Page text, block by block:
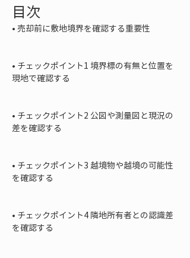
目次
• 売却前に敷地境界を確認する重要性
• チェックポイント1 境界標の有無と位置を
現地で確認する
• チェックポイント2 公図や測量図と現況の
差を確認する
• チェックポイント3 越境物や越境の可能性
を確認する
• チェックポイント4 隣地所有者との認識差
を確認する